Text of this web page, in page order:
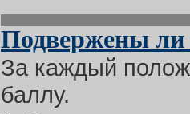
Подвержены ли
За каждый
баллу.